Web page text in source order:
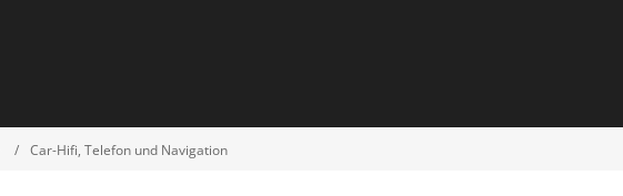
Car-Hifi, Telefon und Navigation